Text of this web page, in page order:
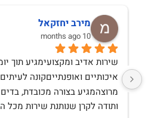
מירב יחזקאל
10 months ago
ותודה לקרן שנותנת שירות מכל ה